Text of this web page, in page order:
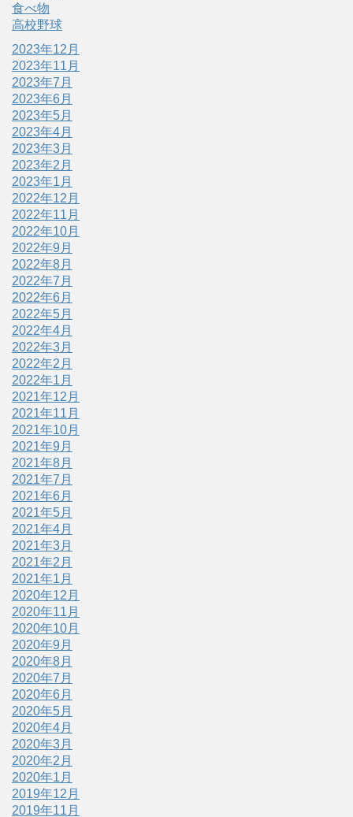
食べ物
高校野球
2023年12月
2023年11月
2023年7月
2023年6月
2023年5月
2023年4月
2023年3月
2023年2月
2023年1月
2022年12月
2022年11月
2022年10月
2022年9月
2022年8月
2022年7月
2022年6月
2022年5月
2022年4月
2022年3月
2022年2月
2022年1月
2021年12月
2021年11月
2021年10月
2021年9月
2021年8月
2021年7月
2021年6月
2021年5月
2021年4月
2021年3月
2021年2月
2021年1月
2020年12月
2020年11月
2020年10月
2020年9月
2020年8月
2020年7月
2020年6月
2020年5月
2020年4月
2020年3月
2020年2月
2020年1月
2019年12月
2019年11月